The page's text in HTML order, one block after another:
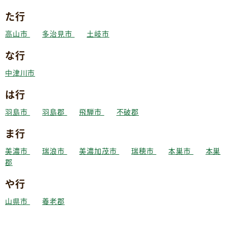
た行
高山市 多治見市 土岐市
な行
中津川市
は行
羽島市 羽島郡 飛騨市 不破郡
ま行
美濃市 瑞浪市 美濃加茂市 瑞穂市 本巣市
本巣
郡
や行
山県市 養老郡